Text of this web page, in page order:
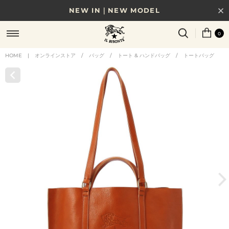
NEW IN｜NEW MODEL
8/17(月)10時まで｜税込11,000円以上で送料無料
贈る相手やシーンから選べる、新しいギフトガイド
NEW IN｜COLOR LEATHER
0
HOME | オンラインストア / バッグ / トート & ハンドバッグ / トートバッグ